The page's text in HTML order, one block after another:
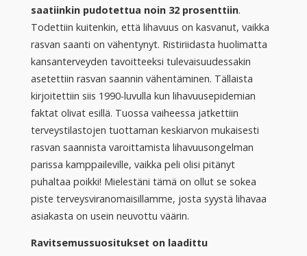
saatiinkin pudotettua noin 32 prosenttiin.
Todettiin kuitenkin, että lihavuus on kasvanut, vaikka
rasvan saanti on vähentynyt. Ristiriidasta huolimatta
kansanterveyden tavoitteeksi tulevaisuudessakin
asetettiin rasvan saannin vähentäminen. Tällaista
kirjoitettiin siis 1990-luvulla kun lihavuusepidemian
faktat olivat esillä. Tuossa vaiheessa jatkettiin
terveystilastojen tuottaman keskiarvon mukaisesti
rasvan saannista varoittamista lihavuusongelman
parissa kamppaileville, vaikka peli olisi pitänyt
puhaltaa poikki! Mielestäni tämä on ollut se sokea
piste terveysviranomaisillamme, josta syystä lihavaa
asiakasta on usein neuvottu väärin.
Ravitsemussuositukset on laadittu